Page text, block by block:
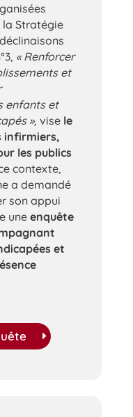
Stratégie
« Renforcer
et
enfants et
», vise le
infirmiers,
les publics
contexte,
a demandé
son appui
une enquête
et